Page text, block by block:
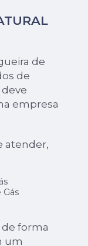
de
de
empresa
atender,
Gás
de forma
um